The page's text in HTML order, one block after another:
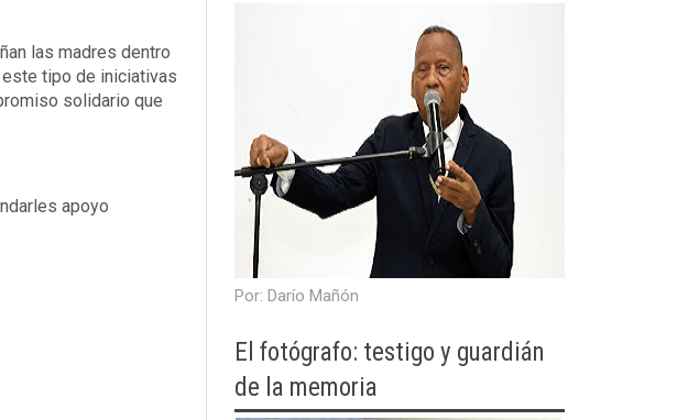
las madres dentro
tipo de iniciativas
solidario que
apoyo
​Por: Darío Mañón
El fotógrafo: testigo y guardián
de la memoria